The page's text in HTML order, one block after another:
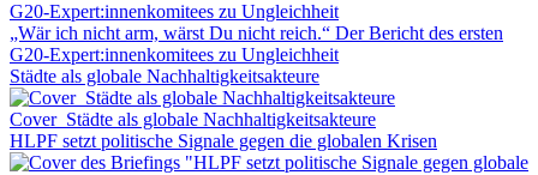
„Wär ich nicht arm, wärst Du nicht reich.“ Der Bericht des ersten
G20-Expert:innenkomitees zu Ungleichheit
Städte als globale Nachhaltigkeitsakteure
Cover_Städte als globale Nachhaltigkeitsakteure
HLPF setzt politische Signale gegen die globalen Krisen